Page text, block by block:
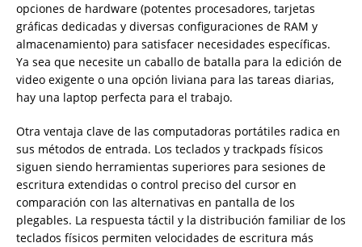
opciones de hardware (potentes procesadores, tarjetas
gráficas dedicadas y diversas configuraciones de RAM y
almacenamiento) para satisfacer necesidades específicas.
Ya sea que necesite un caballo de batalla para la edición de
video exigente o una opción liviana para las tareas diarias,
hay una laptop perfecta para el trabajo.
Otra ventaja clave de las computadoras portátiles radica en
sus métodos de entrada. Los teclados y trackpads físicos
siguen siendo herramientas superiores para sesiones de
escritura extendidas o control preciso del cursor en
comparación con las alternativas en pantalla de los
plegables. La respuesta táctil y la distribución familiar de los
teclados físicos permiten velocidades de escritura más